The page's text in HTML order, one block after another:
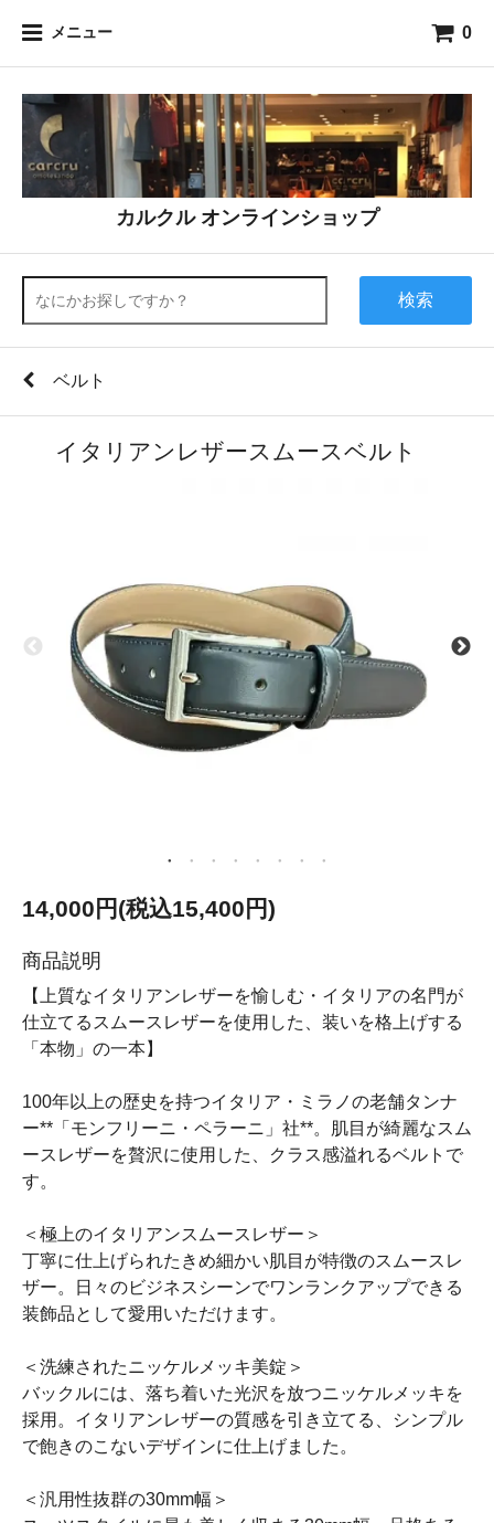
メニュー 0
カルクル オンラインショップ
検索
ベルト
イタリアンレザースムースベルト
14,000円(税込15,400円)
商品説明
【上質なイタリアンレザーを愉しむ・イタリアの名門が
仕立てるスムースレザーを使用した、装いを格上げする
「本物」の一本】
100年以上の歴史を持つイタリア・ミラノの老舗タンナ
ー**「モンフリーニ・ペラーニ」社**。肌目が綺麗なスム
ースレザーを贅沢に使用した、クラス感溢れるベルトで
す。
＜極上のイタリアンスムースレザー＞
丁寧に仕上げられたきめ細かい肌目が特徴のスムースレ
ザー。日々のビジネスシーンでワンランクアップできる
装飾品として愛用いただけます。
＜洗練されたニッケルメッキ美錠＞
バックルには、落ち着いた光沢を放つニッケルメッキを
採用。イタリアンレザーの質感を引き立てる、シンプル
で飽きのこないデザインに仕上げました。
＜汎用性抜群の30mm幅＞